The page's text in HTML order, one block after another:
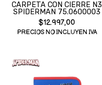
CARPETA CON CIERRE N3
SPIDERMAN 75.0600003
$12.997,00
PRECIOS NO INCLUYEN IVA